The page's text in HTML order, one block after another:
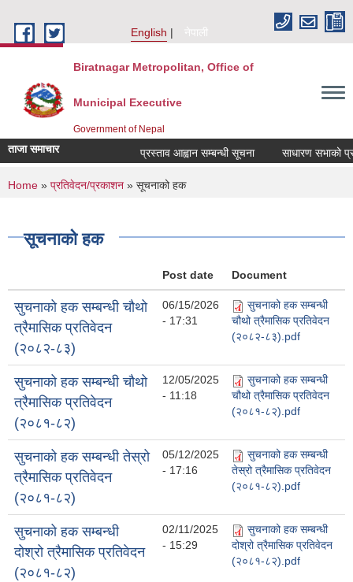
English
नेपाली
Biratnagar Metropolitan, Office of
Municipal Executive
Government of Nepal
ताजा समाचार प्रस्ताव आह्वान सम्बन्धी सूचना साधारण सभाको
You are here
Home » प्रतिवेदन/प्रकाशन » सूचनाको हक
सूचनाको हक
Post date Document
सुचनाको हक सम्बन्धी चौथो
त्रैमासिक प्रतिवेदन
(२०८२-८३)
06/15/2026
- 17:31
सुचनाको हक सम्बन्धी
चौथो त्रैमासिक प्रतिवेदन
(२०८२-८३).pdf
सुचनाको हक सम्बन्धी चौथो
त्रैमासिक प्रतिवेदन
(२०८१-८२)
12/05/2025
- 11:18
सुचनाको हक सम्बन्धी
चौथो त्रैमासिक प्रतिवेदन
(२०८१-८२).pdf
सुचनाको हक सम्बन्धी तेस्रो
त्रैमासिक प्रतिवेदन
(२०८१-८२)
05/12/2025
- 17:16
सुचनाको हक सम्बन्धी
तेस्रो त्रैमासिक प्रतिवेदन
(२०८१-८२).pdf
सुचनाको हक सम्बन्धी
दोश्रो त्रैमासिक प्रतिवेदन
(२०८१-८२)
02/11/2025
- 15:29
सुचनाको हक सम्बन्धी
दोश्रो त्रैमासिक प्रतिवेदन
(२०८१-८२).pdf